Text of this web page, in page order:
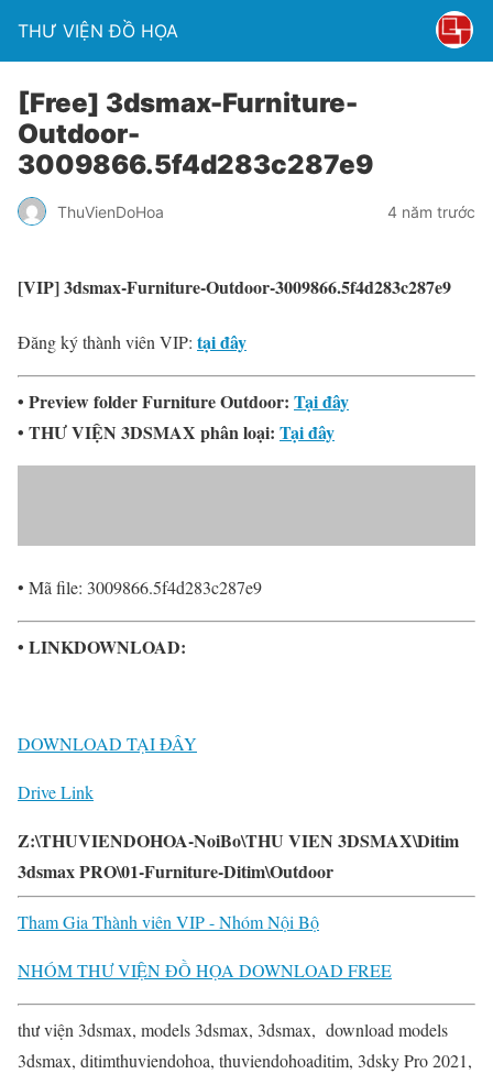
THƯ VIỆN ĐỒ HỌA
[Free] 3dsmax-Furniture-
Outdoor-
3009866.5f4d283c287e9
ThuVienDoHoa 4 năm trước
[VIP] 3dsmax-Furniture-Outdoor-3009866.5f4d283c287e9
Đăng ký thành viên VIP: tại đây
• Preview folder Furniture Outdoor: Tại đây
• THƯ VIỆN 3DSMAX phân loại: Tại đây
• Mã file: 3009866.5f4d283c287e9
• LINKDOWNLOAD:
DOWNLOAD TẠI ĐÂY
Drive Link
Z:\THUVIENDOHOA-NoiBo\THU VIEN 3DSMAX\Ditim
3dsmax PRO\01-Furniture-Ditim\Outdoor
Tham Gia Thành viên VIP - Nhóm Nội Bộ
NHÓM THƯ VIỆN ĐỒ HỌA DOWNLOAD FREE
thư viện 3dsmax, models 3dsmax, 3dsmax, download models
3dsmax, ditimthuviendohoa, thuviendohoaditim, 3dsky Pro 2021,